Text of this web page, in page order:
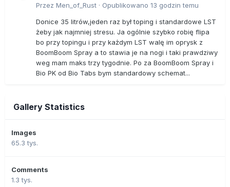
Przez Men_of_Rust · Opublikowano 13 godzin temu
Donice 35 litrów,jeden raz był toping i standardowe LST
żeby jak najmniej stresu. Ja ogólnie szybko robię flipa
bo przy topingu i przy każdym LST walę im oprysk z
BoomBoom Spray a to stawia je na nogi i taki prawdziwy
weg mam maks trzy tygodnie. Po za BoomBoom Spray i
Bio PK od Bio Tabs bym standardowy schemat...
Gallery Statistics
Images
65.3 tys.
Comments
1.3 tys.